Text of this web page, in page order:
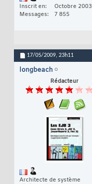
Inscrit en
Octobre 2003
Messages
7 855
17/05/2009, 23h11
longbeach
Rédacteur
Architecte de système